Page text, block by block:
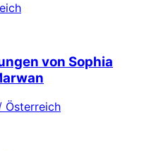
von Sophia
Österreich